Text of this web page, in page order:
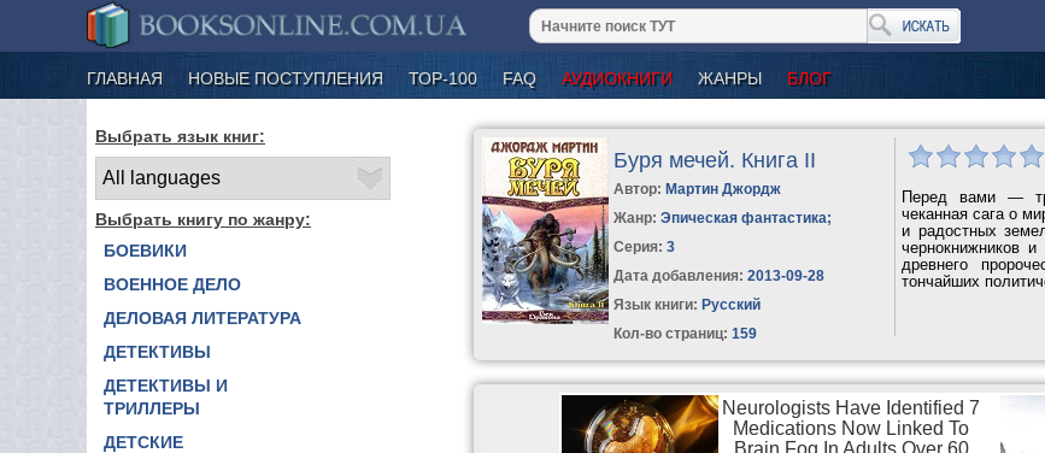
ГЛАВНАЯ НОВЫЕ ПОСТУПЛЕНИЯ ТОР-100 FAQ АУДИОКНИГИ ЖАНРЫ БЛОГ
Выбрать язык книг:
Выбрать книгу по жанру:
БОЕВИКИ
ВОЕННОЕ ДЕЛО
ДЕЛОВАЯ ЛИТЕРАТУРА
ДЕТЕКТИВЫ
ДЕТЕКТИВЫ И
ТРИЛЛЕРЫ
ДЕТСКИЕ
Буря мечей. Книга II
Автор: Мартин Джордж
Жанр: Эпическая фантастика;
Серия:3
Дата добавления: 2013-09-28
Язык книги: Русский
Кол-во страниц: 159
Перед вами —
чеканная сага о
и радостных
чернокнижников
древнего
тончайших